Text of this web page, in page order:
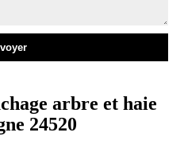
arbre et haie
24520